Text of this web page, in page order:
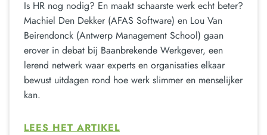
Is HR nog nodig? En maakt schaarste werk echt beter?
Machiel Den Dekker (AFAS Software) en Lou Van
Beirendonck (Antwerp Management School) gaan
erover in debat bij Baanbrekende Werkgever, een
lerend netwerk waar experts en organisaties elkaar
bewust uitdagen rond hoe werk slimmer en menselijker
kan.
LEES HET ARTIKEL